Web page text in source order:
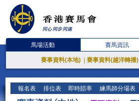
馬場活動 賽馬資訊
賽事資料(本地) 賽事資料(越洋轉播)
報名表 排位表 即時賠率 練馬師分場表